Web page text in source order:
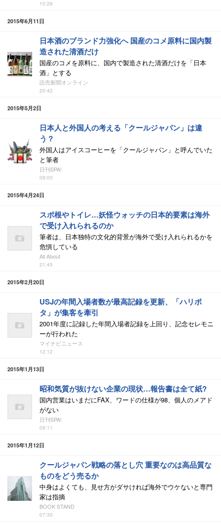
10:26
2015年6月11日
日本酒のブランド力強化へ 国産のコメ原料に国内製
造された清酒だけ
国産のコメを原料に、国内で製造された清酒だけを「日本
酒」とする
読売新聞オンライン
20:42
2015年5月2日
日本人と外国人の考える「クールジャパン」は違
う？
外国人はアイスコーヒーを「クールジャパン」と呼んでいた
と筆者
日刊SPA!
09:00
2015年4月24日
スポ根やトイレ…妖怪ウォッチの日本的要素は海外
で受け入れられるのか
筆者は、日本独特の文化的背景が海外で受け入れられるかを
危惧している
All About
21:45
2015年2月20日
USJの年間入場者数が最高記録を更新、「ハリポ
タ」が集客を牽引
2001年度に記録した年間入場者記録を上回り、記念セレモニ
ーが行われた
マイナビニュース
12:12
2015年1月13日
昭和気質が抜けない企業の現状…報告書は全て紙?
国内営業はいまだにFAX、ワードの仕様が98、個人のメアド
がない
日刊SPA!
09:11
2015年1月12日
クールジャパン戦略の落とし穴 重要なのは高品質な
ものをどう売るか
中身はよくても、見せ方がダサければ海外でウケないと専門
家は指摘
BOOK STAND
07:30